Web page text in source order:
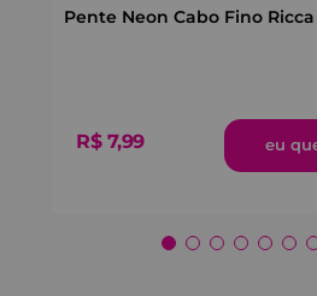
Pente Neon Cabo Fino Ricca
R$ 7,99